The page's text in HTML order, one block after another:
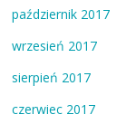
październik 2017
wrzesień 2017
sierpień 2017
czerwiec 2017